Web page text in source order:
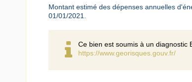
Montant estimé des dépenses annuelles
01/01/2021.
Ce bien est soumis à un diagnostic
https://www.georisques.gouv.fr/